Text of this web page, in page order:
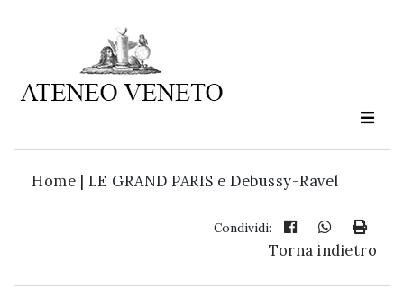
Home | LE GRAND PARIS e Debussy-Ravel
Condividi:
Torna indietro
Ateneo
è
cultura